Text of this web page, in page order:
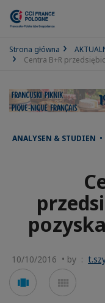
Strona główna
Centra B+R
ANALYSEN & STUDIEN •
10/10/2016 • by :
Voir
en
en